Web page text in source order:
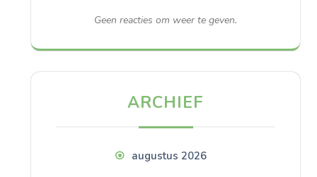
Geen reacties om weer te geven.
ARCHIEF
augustus 2026